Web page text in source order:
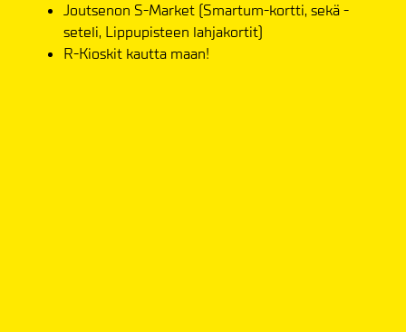
Joutsenon S-Market (Smartum-kortti, sekä -
seteli, Lippupisteen lahjakortit)
R-Kioskit kautta maan!